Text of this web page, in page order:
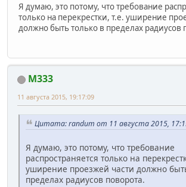
Я думаю, это потому, что требование
только на перекрестки, т.е. уширение
должно быть только в пределах радиусов
M333
11 августа 2015, 19:17:09
Цитата: randum от 11 августа 2015,
Я думаю, это потому, что требование
распространяется только на
уширение проезжей части должно
пределах радиусов поворота.